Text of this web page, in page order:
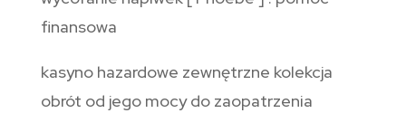
finansowa
kasyno hazardowe zewnętrzne kolekcja
obrót od jego mocy do zaopatrzenia